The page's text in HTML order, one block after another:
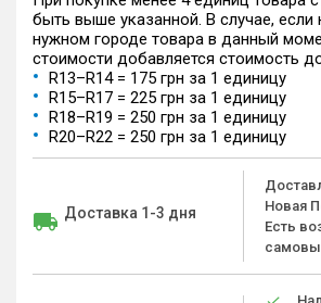
быть выше указанной. В случае, если
нужном городе товара в данный
стоимости добавляется стоимость
R13–R14 = 175 грн за 1 единицу
R15–R17 = 225 грн за 1 единицу
R18–R19 = 250 грн за 1 единицу
R20–R22 = 250 грн за 1 единицу
Доставка 1-3 дня
Новая
Есть